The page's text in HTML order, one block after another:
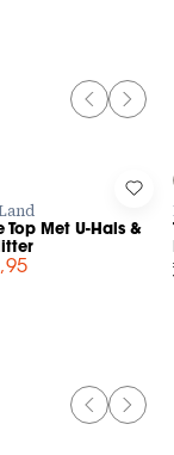
wishlist Top
Top Met U-Hals &
Log